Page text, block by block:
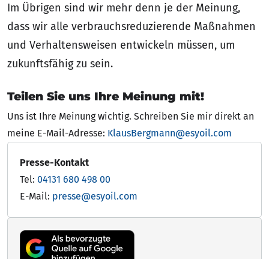
Im Übrigen sind wir mehr denn je der Meinung,
dass wir alle verbrauchsreduzierende Maßnahmen
und Verhaltensweisen entwickeln müssen, um
zukunftsfähig zu sein.
Teilen Sie uns Ihre Meinung mit!
Uns ist Ihre Meinung wichtig. Schreiben Sie mir direkt an
meine E-Mail-Adresse: KlausBergmann@esyoil.com
Presse-Kontakt
Tel: 04131 680 498 00
E-Mail: presse@esyoil.com